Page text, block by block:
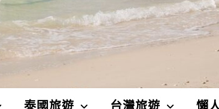
泰國旅遊 台灣旅遊 懶